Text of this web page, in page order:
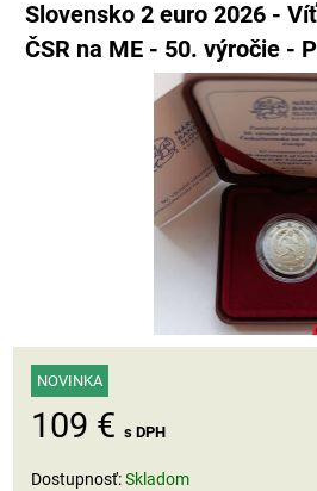
Slovensko 2 euro 2026 -
ČSR na ME - 50. výročie -
NOVINKA
109 € s DPH
Dostupnosť:Skladom